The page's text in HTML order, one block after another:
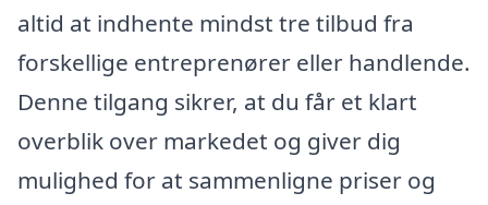
altid at indhente mindst tre tilbud fra
forskellige entreprenører eller handlende.
Denne tilgang sikrer, at du får et klart
overblik over markedet og giver dig
mulighed for at sammenligne priser og